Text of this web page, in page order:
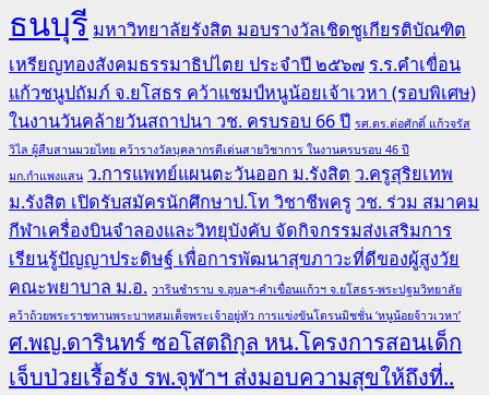
ธนบุรี มหาวิทยาลัยรังสิต มอบรางวัลเชิดชูเกียรติบัณฑิต
เหรียญทองสังคมธรรมาธิปไตย ประจำปี ๒๕๖๗ ร.ร.คำเขื่อน
แก้วชนูปถัมภ์ จ.ยโสธร คว้าแชมป์หนูน้อยเจ้าเวหา (รอบพิเศษ)
ในงานวันคล้ายวันสถาปนา วช. ครบรอบ 66 ปี รศ.ดร.ต่อศักดิ์ แก้วจรัส
วิไล ผู้สืบสานมวยไทย คว้ารางวัลบุคลากรดีเด่นสายวิชาการ ในงานครบรอบ 46 ปี
มก.กำแพงแสน ว.การแพทย์แผนตะวันออก ม.รังสิต ว.ครูสุริยเทพ
ม.รังสิต เปิดรับสมัครนักศึกษาป.โท วิชาชีพครู วช. ร่วม สมาคม
กีฬาเครื่องบินจำลองและวิทยุบังคับ จัดกิจกรรมส่งเสริมการ
เรียนรู้ปัญญาประดิษฐ์ เพื่อการพัฒนาสุขภาวะที่ดีของผู้สูงวัย
คณะพยาบาล ม.อ. วารินชำราบ จ.อุบลฯ-คำเขื่อนแก้วฯ จ.ยโสธร-พระปฐมวิทยาลัย
คว้าถ้วยพระราชทานพระบาทสมเด็จพระเจ้าอยู่หัว การแข่งขันโดรนมิชชั่น ‘หนูน้อยจ้าวเวหา’
ศ.พญ.ดารินทร์ ซอโสตถิกุล หน.โครงการสอนเด็ก
เจ็บป่วยเรื้อรัง รพ.จุฬาฯ ส่งมอบความสุขให้ถึงที่..